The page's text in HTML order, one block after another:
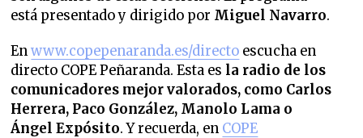
está presentado y dirigido por Miguel Navarro.
Enwww.copepenaranda.es/directo escucha en
directo COPE Peñaranda. Esta es la radio de los
comunicadores mejor valorados, como Carlos
Herrera, Paco González, Manolo Lama o
Ángel Expósito. Y recuerda, en COPE